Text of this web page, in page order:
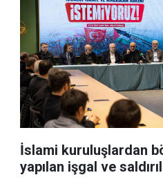
İslami kuruluşlardan
yapılan işgal ve